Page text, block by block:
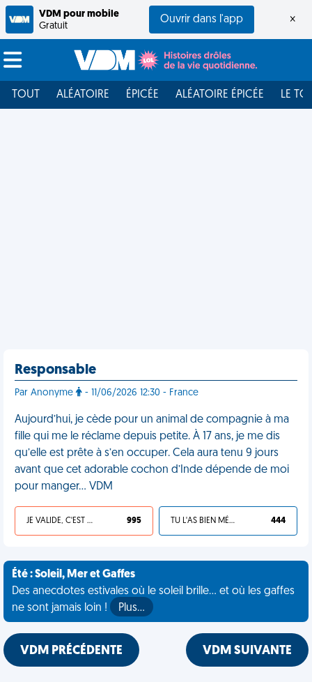
VDM pour mobile
Gratuit
Ouvrir dans l'app ×
TOUT ALÉATOIRE ÉPICÉE ALÉATOIRE ÉPICÉE LE
Responsable
Par Anonyme - 11/06/2026 12:30 - France
Aujourd’hui, je cède pour un animal de compagnie à ma
fille qui me le réclame depuis petite. À 17 ans, je me dis
qu’elle est prête à s’en occuper. Cela aura tenu 9 jours
avant que cet adorable cochon d’Inde dépende de moi
pour manger… VDM
JE VALIDE, C'EST UNE VDM 995 TU L'AS BIEN MÉRITÉ 444
Été : Soleil, Mer et Gaffes
Des anecdotes estivales où le soleil brille... et où les gaffes
ne sont jamais loin !
Plus…
VDM PRÉCÉDENTE VDM SUIVANTE